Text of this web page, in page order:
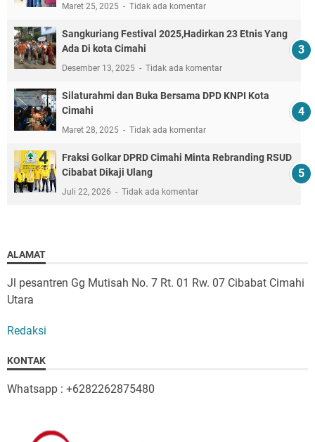
Maret 25, 2025 Tidak ada komentar
Sangkuriang Festival 2025,Hadirkan 23 Etnis Yang
Ada Di kota Cimahi
Desember 13, 2025 Tidak ada komentar
Silaturahmi dan Buka Bersama DPD KNPI Kota
Cimahi
Maret 28, 2025 Tidak ada komentar
Fraksi Golkar DPRD Cimahi Minta Rebranding RSUD
Cibabat Dikaji Ulang
Juli 22, 2026 Tidak ada komentar
ALAMAT
Jl pesantren Gg Mutisah No. 7 Rt. 01 Rw. 07 Cibabat Cimahi
Utara
Redaksi
KONTAK
Whatsapp : +6282262875480